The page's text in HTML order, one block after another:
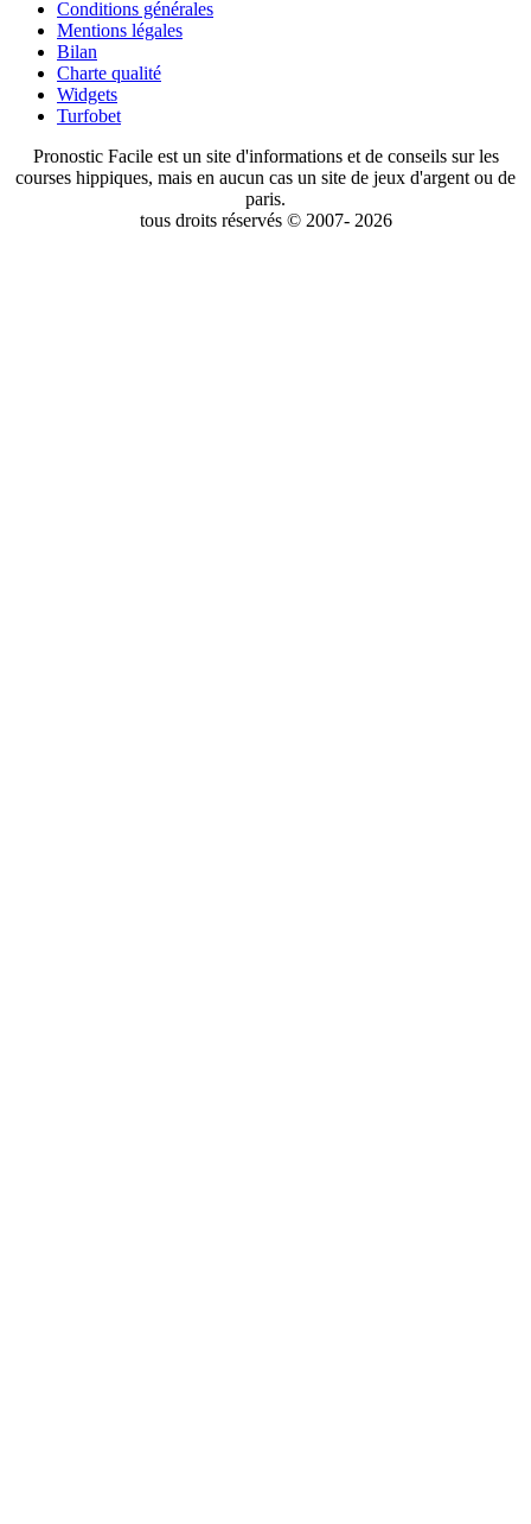
Conditions générales
Mentions légales
Bilan
Charte qualité
Widgets
Turfobet
Pronostic Facile est un site d'informations et de conseils sur les
courses hippiques, mais en aucun cas un site de jeux d'argent ou de
paris.
tous droits réservés © 2007- 2026